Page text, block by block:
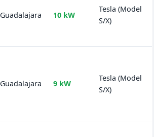
Guadalajara 10 kW
Tesla (Model
S/X)
Guadalajara 9 kW
Tesla (Model
S/X)